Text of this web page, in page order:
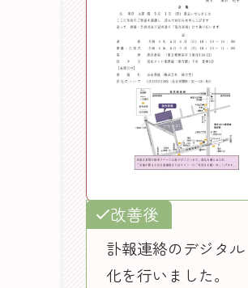
改善後
訃報連絡のデジタル
化を行いました。